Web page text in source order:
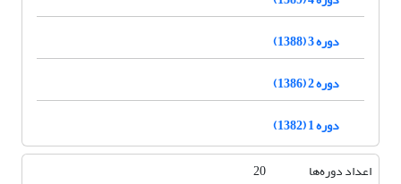
دوره 3 (1388)
دوره 2 (1386)
دوره 1 (1382)
اعداد دوره‌ها 20